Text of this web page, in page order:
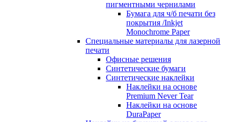
пигментными чернилами
Бумага для ч/б печати без
покрытия /Inkjet
Monochrome Paper
Специальные материалы для лазерной
печати
Офисные решения
Синтетические бумаги
Синтетические наклейки
Наклейки на основе
Premium Never Tear
Наклейки на основе
DuraPaper